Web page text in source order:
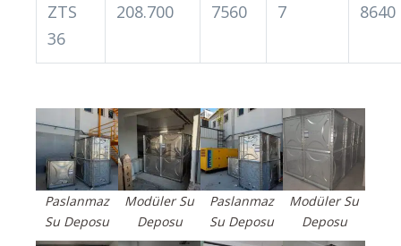
ZTS
36
208.700 7560 7 8640
Paslanmaz
Su Deposu
Modüler Su
Deposu
Paslanmaz
Su Deposu
Modüler Su
Deposu